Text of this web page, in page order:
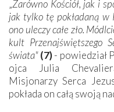
„Zarówno Kościół, jak i
jak tylko tę pokładaną w
ono uleczy całe zło.
kult Przenajświętszego
świata"(7)- powiedział
ojca Julia
Misjonarzy Serca
pokłada on całą swoją